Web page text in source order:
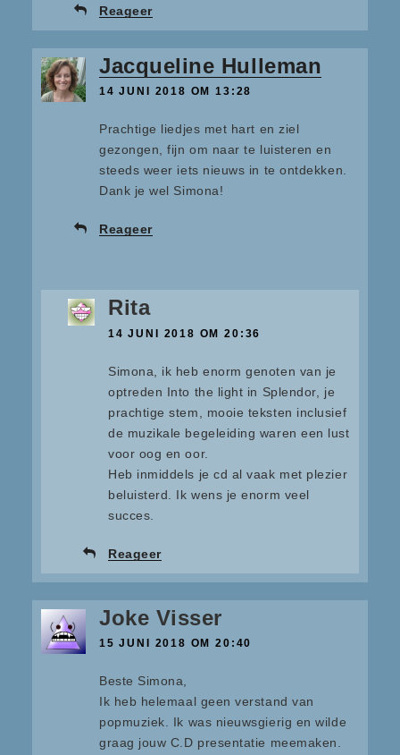
Reageer
Jacqueline Hulleman
14 JUNI 2018 OM 13:28
Prachtige liedjes met hart en ziel
gezongen, fijn om naar te luisteren en
steeds weer iets nieuws in te ontdekken.
Dank je wel Simona!
Reageer
Rita
14 JUNI 2018 OM 20:36
Simona, ik heb enorm genoten van je
optreden Into the light in Splendor, je
prachtige stem, mooie teksten inclusief
de muzikale begeleiding waren een lust
voor oog en oor.
Heb inmiddels je cd al vaak met plezier
beluisterd. Ik wens je enorm veel
succes.
Reageer
Joke Visser
15 JUNI 2018 OM 20:40
Beste Simona,
Ik heb helemaal geen verstand van
popmuziek. Ik was nieuwsgierig en wilde
graag jouw C.D presentatie meemaken.